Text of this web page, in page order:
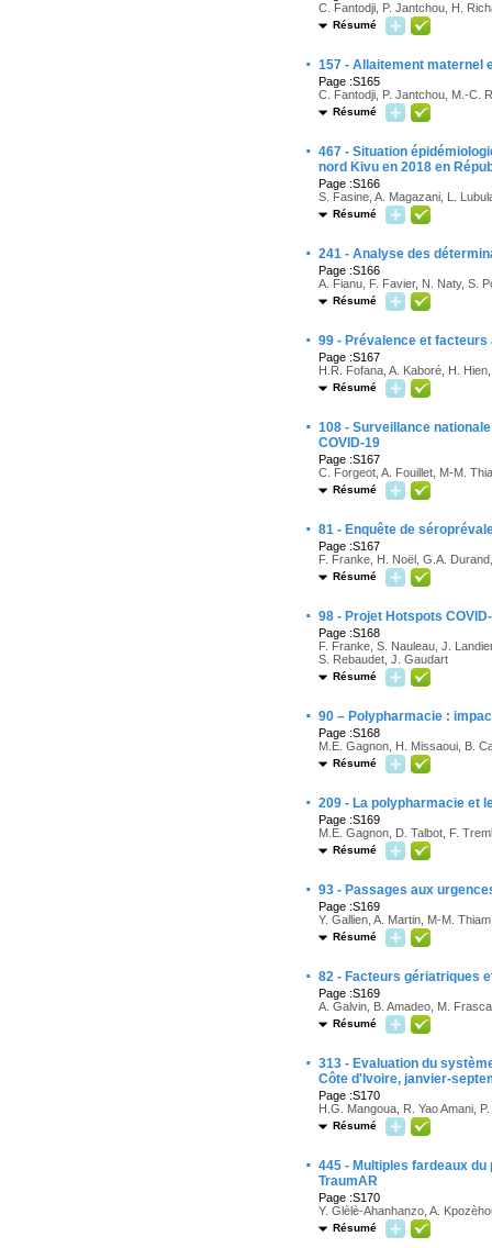
C. Fantodji, P. Jantchou, H.
Résumé
· 157 - Allaitement maternel
Page :S165
C. Fantodji, P. Jantchou, M.-C.
Résumé
· 467 - Situation
nord Kivu en 2018 en
Page :S166
S. Fasine, A. Magazani, L.
Résumé
· 241 - Analyse des
Page :S166
A. Fianu, F. Favier, N. Naty, S.
Résumé
· 99 - Prévalence et
Page :S167
H.R. Fofana, A. Kaboré, H.
Résumé
· 108 - Surveillance
COVID-19
Page :S167
C. Forgeot, A. Fouillet, M-M.
Résumé
· 81 - Enquête de
Page :S167
F. Franke, H. Noël, G.A.
Résumé
· 98 - Projet Hotspots
Page :S168
F. Franke, S. Nauleau, J.
S. Rebaudet, J. Gaudart
Résumé
· 90 – Polypharmacie :
Page :S168
M.E. Gagnon, H. Missaoui, B.
Résumé
· 209 - La polypharmacie et
Page :S169
M.E. Gagnon, D. Talbot, F.
Résumé
· 93 - Passages aux
Page :S169
Y. Gallien, A. Martin, M-M.
Résumé
· 82 - Facteurs gériatriques
Page :S169
A. Galvin, B. Amadeo, M.
Résumé
· 313 - Evaluation du
Côte d'Ivoire, janvier-
Page :S170
H.G. Mangoua, R. Yao Amani,
Résumé
· 445 - Multiples fardeaux
TraumAR
Page :S170
Y. Glèlè-Ahanhanzo, A.
Résumé